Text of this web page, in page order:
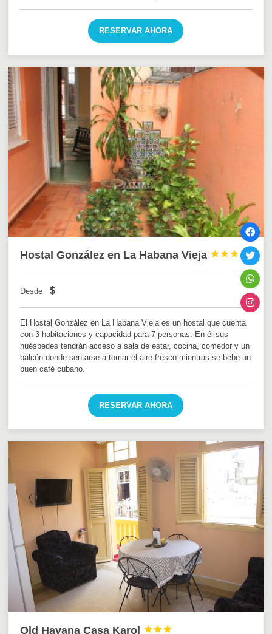
RESERVAR AHORA
Hostal González en La Habana Vieja 


Desde $
El Hostal González en La Habana Vieja es un hostal que cuenta
con 3 habitaciones y capacidad para 7 personas. En él sus
huéspedes tendrán acceso a sala de estar, cocina, comedor y un
balcón donde sentarse a tomar el aire fresco mientras se bebe un
buen café cubano.
RESERVAR AHORA
Old Havana Casa Karol 

